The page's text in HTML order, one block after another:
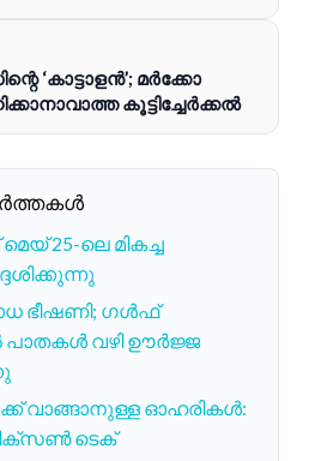
‘കാട്ടാളൻ’; മർക്കോ
കൂട്ടിച്ചേർക്കൽ
മെയ് 25-ലെ മികച്ച
ഭീഷണി; ഗൾഫ്
പാതകൾ വഴി ഊർജ്ജ
വാങ്ങാനുള്ള ഓഹരികൾ:
ടെക്